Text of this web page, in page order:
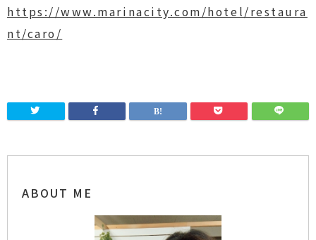
https://www.marinacity.com/hotel/restaura
nt/caro/
ABOUT ME